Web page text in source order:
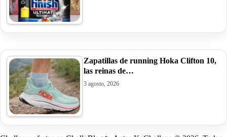
Zapatillas de running Hoka Clifton 10,
las reinas de…
3 agosto, 2026